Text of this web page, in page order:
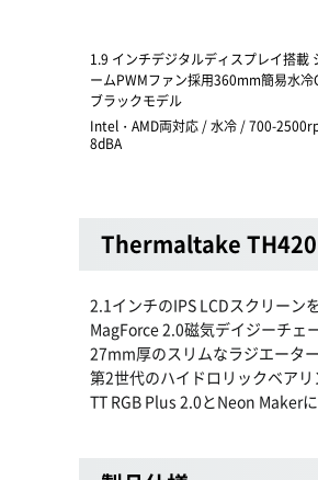
1.9 インチデジタルディスプレイ搭載
ームPWMファン採用360mm簡易水冷
ブラックモデル
Intel・AMD両対応 / 水冷 / 700-
8dBA
Thermaltake TH420
2.1インチのIPS LCDスクリーン
MagForce 2.0磁気デイジーチェ
27mm厚のスリムなラジエータ
第2世代のハイドロリックベア
TT RGB Plus 2.0とNeon Maker